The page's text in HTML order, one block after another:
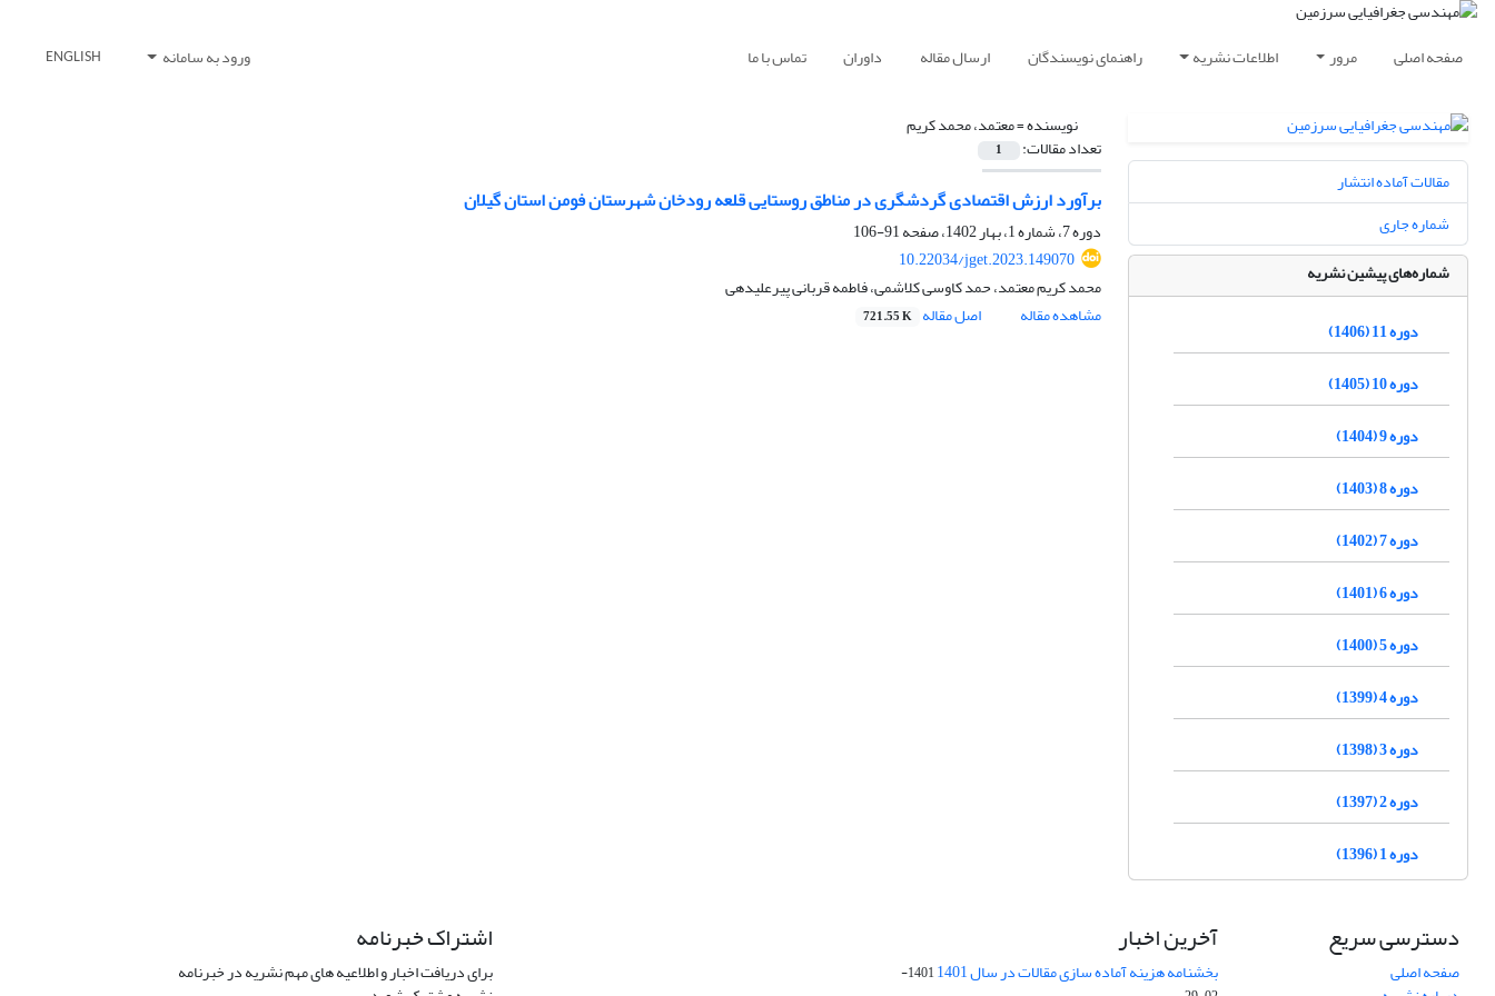
صفحه اصلی مرور اطلاعات نشریه راهنمای نویسندگان ارسال مقاله داوران تماس با ما ورود به سامانه ENGLISH
نویسنده =معتمد، محمد کریم
تعداد مقالات: 1
برآورد ارزش اقتصادی گردشگری در مناطق روستایی قلعه رودخان شهرستان فومن استان گیلان
دوره 7، شماره 1، بهار 1402، صفحه
91-106
10.22034/jget.2023.149070
محمد کریم معتمد، حمد کاوسی کلاشمی، فاطمه قربانی پیرعلیدهی
مشاهده مقاله
اصل مقاله 721.55 K
مقالات آماده انتشار
شماره جاری
شماره‌های پیشین نشریه
دوره 11 (1406)
دوره 10 (1405)
دوره 9 (1404)
دوره 8 (1403)
دوره 7 (1402)
دوره 6 (1401)
دوره 5 (1400)
دوره 4 (1399)
دوره 3 (1398)
دوره 2 (1397)
دوره 1 (1396)
دسترسی سریع
صفحه اصلی
آخرین اخبار
بخشنامه هزینه آماده سازی مقالات در سال 1401
1401-
اشتراک خبرنامه
برای دریافت اخبار و اطلاعیه های مهم نشریه در خبرنامه